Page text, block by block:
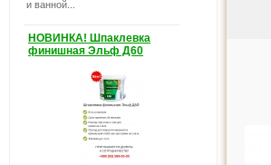
и ванной...
НОВИНКА! Шпаклевка
финишная Эльф Д60